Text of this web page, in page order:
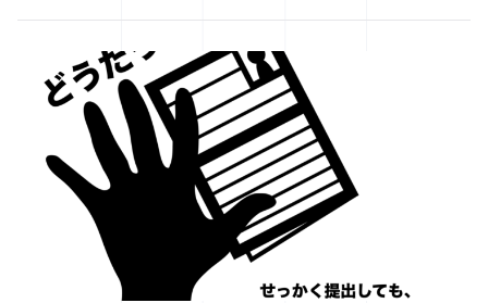
できれば突破口が開けるはずです。 以上で今回の記事を終わります。
を。
仕事を割り振って命令したりする必要はない 代わりに、無限で広大な
海の存在を説けばいい。」 （サン=テグジュペリ） ぐっと来すぎて
何度も復唱し続けた結果 今ではすらすら暗唱できるまでになりまし
言わんとしていることがすぐに分かったと思います。 「人を動かそう
と思ったら 指図したり、命令したりするのではなく 動きたいという気
持ちにさせればいい」 ということです。 それを船造りでこんなにも
美しい表現で例えてしまうなんて サン=テグジュペリさんは本当に素
晴らしいなと思わされました。 私は現在入社1年目で、とても人をま
とめる立場ではありませんが 入社前は勤続6年目のアルバイトとして
後輩をまとめる立場にありました。 言っても聞かない、 思うように